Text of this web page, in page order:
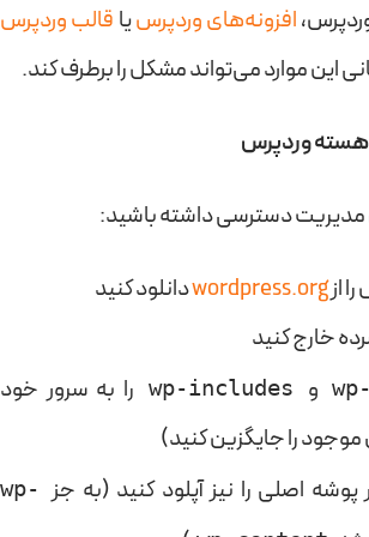
افزونه‌های وردپرسیا قالب وردپرس
این موارد می‌تواند مشکل را برطرف کند.
مدیریت دسترسی داشته باشید:
ازwordpress.orgدانلود کنید
خارج کنید
و wp-includes را به سرور خود
را جایگزین کنید)
اصلی را نیز آپلود کنید (به جز wp-